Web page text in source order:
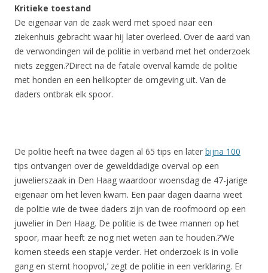
Kritieke toestand
De eigenaar van de zaak werd met spoed naar een
ziekenhuis gebracht waar hij later overleed. Over de aard van
de verwondingen wil de politie in verband met het onderzoek
niets zeggen.?Direct na de fatale overval kamde de politie
met honden en een helikopter de omgeving uit. Van de
daders ontbrak elk spoor.
De politie heeft na twee dagen al 65 tips en later bijna 100
tips ontvangen over de gewelddadige overval op een
juwelierszaak in Den Haag waardoor woensdag de 47-jarige
eigenaar om het leven kwam. Een paar dagen daarna weet
de politie wie de twee daders zijn van de roofmoord op een
juwelier in Den Haag. De politie is de twee mannen op het
spoor, maar heeft ze nog niet weten aan te houden.?’We
komen steeds een stapje verder. Het onderzoek is in volle
gang en stemt hoopvol,’ zegt de politie in een verklaring. Er